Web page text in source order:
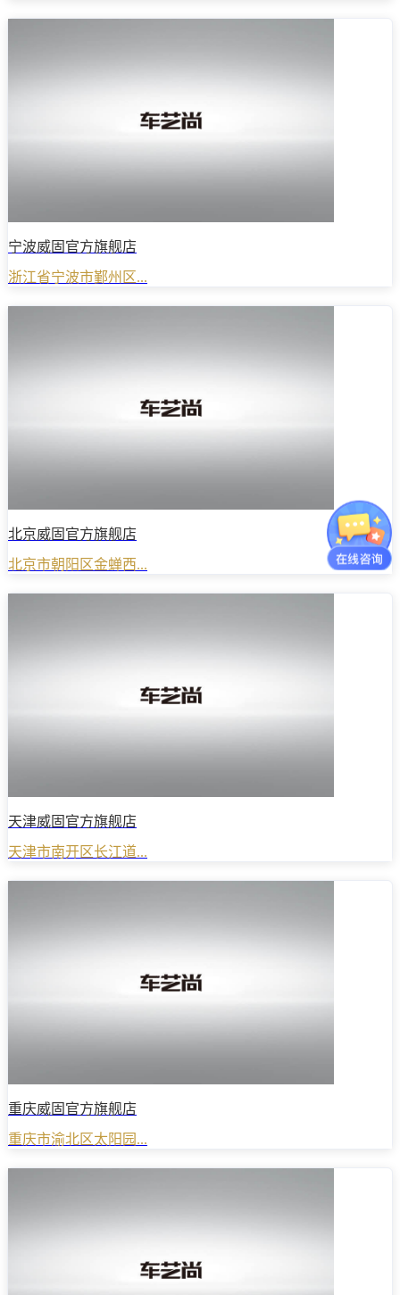
宁波威固官方旗舰店
浙江省宁波市鄞州区...
北京威固官方旗舰店
北京市朝阳区金蝉西...
天津威固官方旗舰店
天津市南开区长江道...
重庆威固官方旗舰店
重庆市渝北区太阳园...